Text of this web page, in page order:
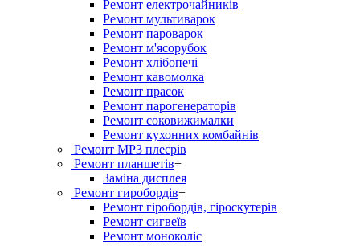
Ремонт електрочайників
Ремонт мультиварок
Ремонт пароварок
Ремонт м'ясорубок
Ремонт хлiбопечi
Ремонт кавомолка
Ремонт прасок
Ремонт парогенераторiв
Ремонт соковижималки
Ремонт кухонних комбайнів
Ремонт MP3 плеєрів
Ремонт планшетів+
Заміна дисплея
Ремонт гиробордiв+
Ремонт гіробордів, гіроскутерів
Ремонт сигвеїв
Ремонт моноколіс